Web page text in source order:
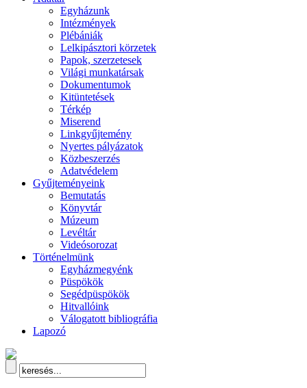
Egyházunk
Intézmények
Plébániák
Lelkipásztori körzetek
Papok, szerzetesek
Világi munkatársak
Dokumentumok
Kitüntetések
Térkép
Miserend
Linkgyűjtemény
Nyertes pályázatok
Közbeszerzés
Adatvédelem
Gyűjteményeink
Bemutatás
Könyvtár
Múzeum
Levéltár
Videósorozat
Történelmünk
Egyházmegyénk
Püspökök
Segédpüspökök
Hitvallóink
Válogatott bibliográfia
Lapozó